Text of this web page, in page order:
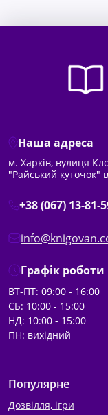
Наша адреса
м. Харків, вулиця
"Райський куточок"
+38 (067) 13-81-
Графік роботи
ВТ-ПТ: 09:00 - 16:00
СБ: 10:00 - 15:00
НД: 10:00 - 15:00
ПН: вихідний
Популярне
Дозвілля, ігри